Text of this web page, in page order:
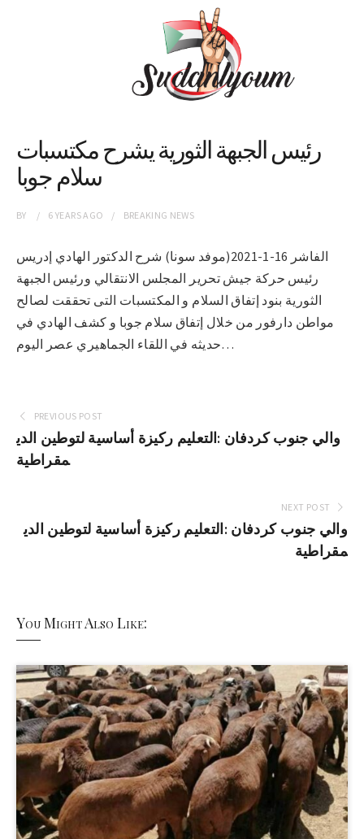
رئيس الجبهة الثورية يشرح مكتسبات
سلام جوبا
BY 6 YEARSAGO BREAKING NEWS
الفاشر 16-1-2021(موفد سونا) شرح الدكتور الهادي إدريس
رئيس حركة جيش تحرير المجلس الانتقالي ورئيس الجبهة
الثورية بنود إتفاق السلام و المكتسبات التى تحققت لصالح
مواطن دارفور من خلال إتفاق سلام جوبا و كشف الهادي في
حديثه في اللقاء الجماهيري عصر اليوم…
PREVIOUS POST
والي جنوب كردفان :التعليم ركيزة أساسية لتوطين الدي
مقراطية
NEXT POST
والي جنوب كردفان :التعليم ركيزة أساسية لتوطين الدي
مقراطية
You Might Also Like: